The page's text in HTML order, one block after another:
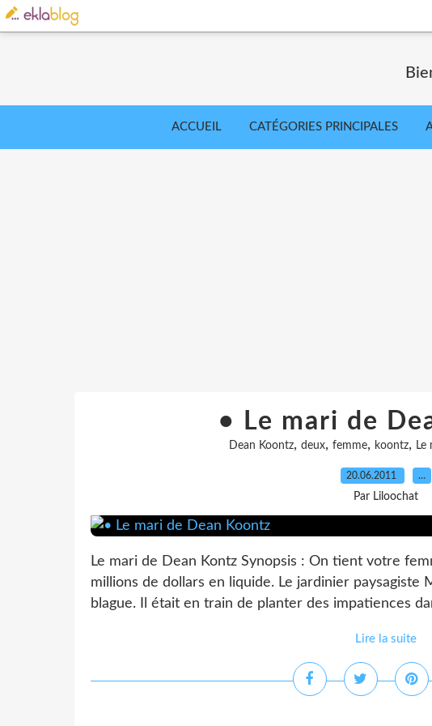
ACCUEIL CATÉGORIES PRINCIPALES
• Le mari de
Dean Koontz, deux, femme, koontz, Le
20.06.2011 …
Par Liloochat
Le mari de Dean Kontz Synopsis : On tient votre
millions de dollars en liquide. Le jardinier paysagiste
blague. Il était en train de planter des impatiences
Lire la suite